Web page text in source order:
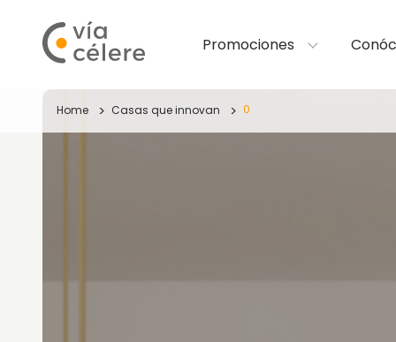
Promociones
Home Casas que innovan 0